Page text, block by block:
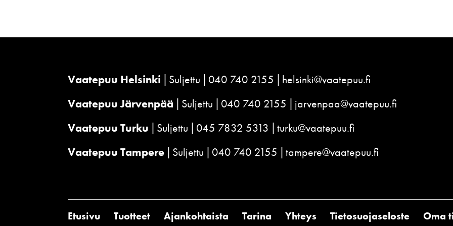
Vaatepuu Helsinki Suljettu 040 740 2155
helsinki@vaatepuu.fi
Vaatepuu Järvenpää
Suljettu 040 740 2155
jarvenpaa@vaatepuu.fi
Vaatepuu Turku
Suljettu 045 7832 5313
turku@vaatepuu.fi
Vaatepuu Tampere Suljettu 040 740 2155 tampere@vaatepuu.fi
Etusivu Tuotteet Ajankohtaista Tarina Yhteys Tietosuojaseloste Oma